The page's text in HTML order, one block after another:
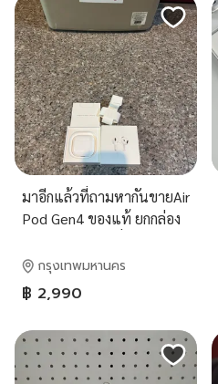
มาอีกแล้วที่ถามหากันขายAir
Pod Gen4 ของแท้ ยกกล่อง
ราคา 2990 บาท เบอติดต่อ
0946911772 นัดรับ: หลัง
ราม สนามกีฬาราชมังคลา
กรุงเทพมหานคร
฿ 2,990